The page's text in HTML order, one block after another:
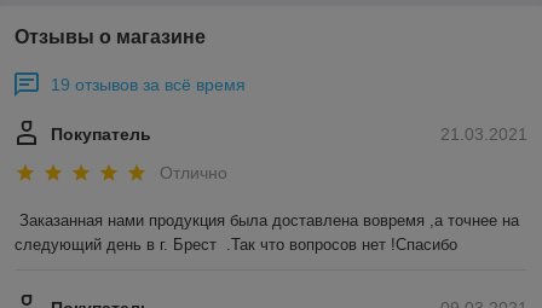
Отзывы о магазине
19 отзывов за всё время
21.03.2021
Покупатель
Отлично
Заказанная нами продукция была доставлена вовремя ,а точнее на
следующий день в г. Брест  .Так что вопросов нет !Спасибо